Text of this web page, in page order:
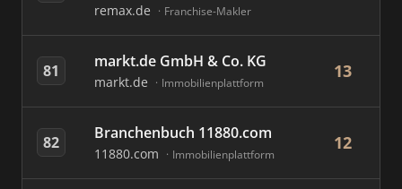
remax.de Franchise-Makler
81 markt.de GmbH & Co. KG
markt.de Immobilienplattform
13
82 Branchenbuch 11880.com
11880.com Immobilienplattform
12